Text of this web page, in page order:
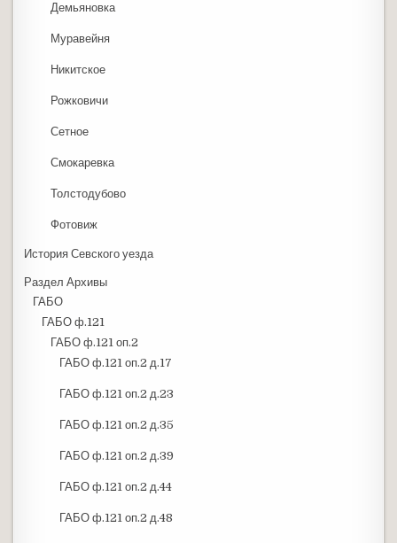
Демьяновка
Муравейня
Никитское
Рожковичи
Сетное
Смокаревка
Толстодубово
Фотовиж
История Севского уезда
Раздел Архивы
ГАБО
ГАБО ф.121
ГАБО ф.121 оп.2
ГАБО ф.121 оп.2 д.17
ГАБО ф.121 оп.2 д.23
ГАБО ф.121 оп.2 д.35
ГАБО ф.121 оп.2 д.39
ГАБО ф.121 оп.2 д.44
ГАБО ф.121 оп.2 д.48